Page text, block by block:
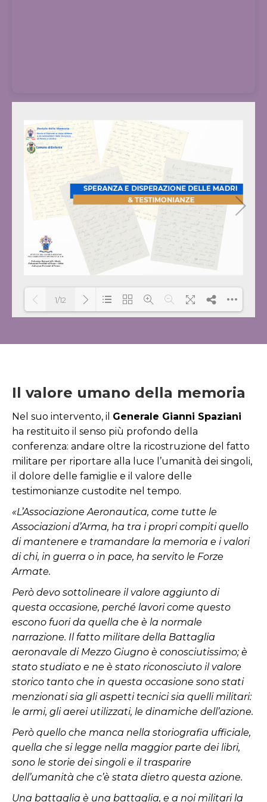
1/12
Il valore umano della memoria
Nel suo intervento, il Generale Gianni Spaziani
ha restituito il senso più profondo della
conferenza: andare oltre la ricostruzione del fatto
militare per riportare alla luce l’umanità dei singoli,
il dolore delle famiglie e il valore delle
testimonianze custodite nel tempo.
«L’Associazione Aeronautica, come tutte le
Associazioni d’Arma, ha tra i propri compiti quello
di mantenere e tramandare la memoria e i valori
di chi, in guerra o in pace, ha servito le Forze
Armate.
Però devo sottolineare il valore aggiunto di
questa occasione, perché lavori come questo
escono fuori da quella che è la normale
narrazione. Il fatto militare della Battaglia
aeronavale di Mezzo Giugno è conosciutissimo; è
stato studiato e ne è stato riconosciuto il valore
storico tanto che in questa occasione sono stati
menzionati sia gli aspetti tecnici sia quelli militari:
le armi, gli aerei utilizzati, le dinamiche dell’azione.
Però quello che manca nella storiografia ufficiale,
quella che si legge nella maggior parte dei libri,
sono le storie dei singoli e il trasparire
dell’umanità che c’è stata dietro questa azione.
Una battaglia è una battaglia, e a noi militari la